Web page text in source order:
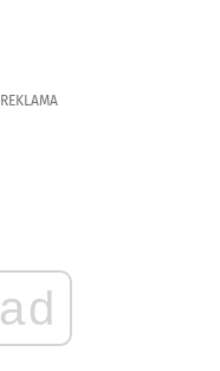
REKLAMA
ad